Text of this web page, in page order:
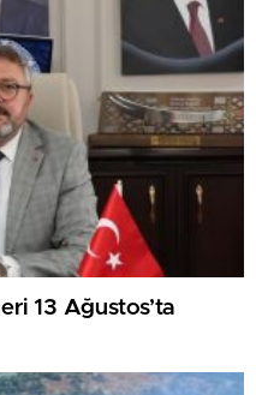
13 Ağustos’ta